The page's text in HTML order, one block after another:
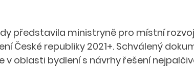
představila ministryně pro místní
České republiky 2021+. Schválený
v oblasti bydlení s návrhy řešení